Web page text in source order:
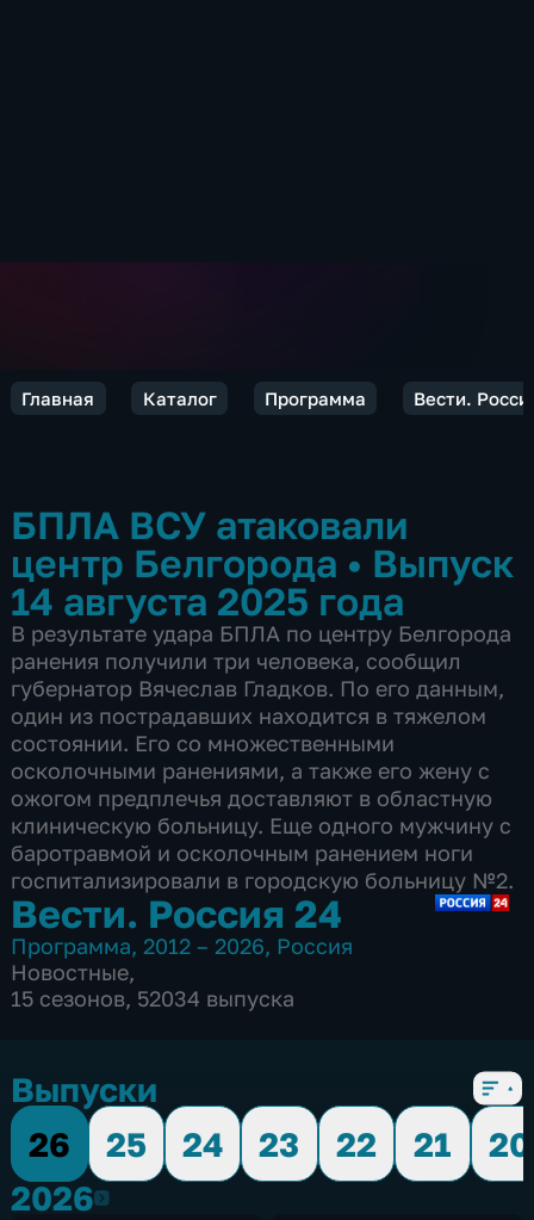
Главная Каталог Программа Вести.
БПЛА ВСУ атаковали
центр Белгорода • Выпуск
14 августа 2025 года
В результате удара БПЛА по центру Белгорода
ранения получили три человека, сообщил
губернатор Вячеслав Гладков. По его данным,
один из пострадавших находится в тяжелом
состоянии. Его со множественными
осколочными ранениями, а также его жену с
ожогом предплечья доставляют в областную
клиническую больницу. Еще одного мужчину с
баротравмой и осколочным ранением ноги
госпитализировали в городскую больницу №2.
Вести. Россия 24
Программа, 2012 – 2026, Россия
Новостные,
15 сезонов, 52034 выпуска
Выпуски
26
25 24 23 22 21
20
20262026